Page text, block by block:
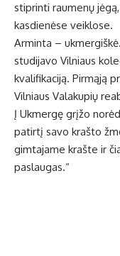
stiprinti raumenų
kasdienėse veiklose.
Arminta –
studijavo Vilniaus
kvalifikaciją. Pirmąją
Vilniaus Valakupių
Į Ukmergę grįžo
patirtį savo krašto
gimtajame krašte ir
paslaugas.“